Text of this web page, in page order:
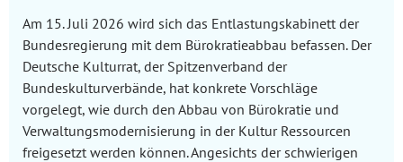
Am 15. Juli 2026 wird sich das Entlastungskabinett der
Bundesregierung mit dem Bürokratieabbau befassen. Der
Deutsche Kulturrat, der Spitzenverband der
Bundeskulturverbände, hat konkrete Vorschläge
vorgelegt, wie durch den Abbau von Bürokratie und
Verwaltungsmodernisierung in der Kultur Ressourcen
freigesetzt werden können. Angesichts der schwierigen